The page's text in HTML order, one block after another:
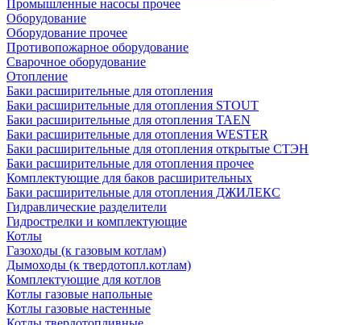
Промышленные насосы прочее
Оборудование
Оборудование прочее
Противопожарное оборудование
Сварочное оборудование
Отопление
Баки расширительные для отопления
Баки расширительные для отопления STOUT
Баки расширительные для отопления TAEN
Баки расширительные для отопления WESTER
Баки расширительные для отопления открытые СТЭН
Баки расширительные для отопления прочее
Комплектующие для баков расширительных
Баки расширительные для отопления ДЖИЛЕКС
Гидравлические разделители
Гидрострелки и комплектующие
Котлы
Газоходы (к газовым котлам)
Дымоходы (к твердотопл.котлам)
Комплектующие для котлов
Котлы газовые напольные
Котлы газовые настенные